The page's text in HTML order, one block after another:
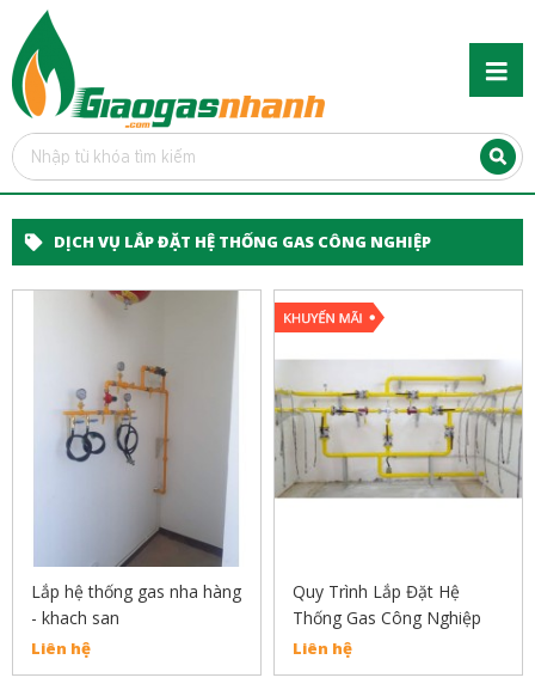
DỊCH VỤ LẮP ĐẶT HỆ THỐNG GAS CÔNG NGHIỆP
Lắp hệ thống gas nha hàng
- khach san
Liên hệ
Quy Trình Lắp Đặt Hệ
Thống Gas Công Nghiệp
Liên hệ